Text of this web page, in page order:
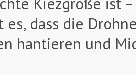
es, dass die
hantieren und